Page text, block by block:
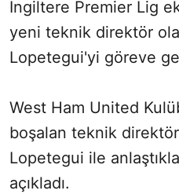
İngiltere Premier Lig
yeni teknik direktör
Lopetegui'yi göreve
West Ham United
boşalan teknik
Lopetegui ile
açıkladı.